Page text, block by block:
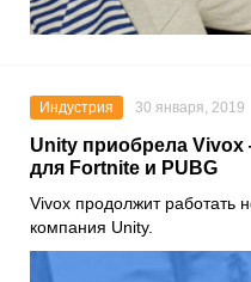
Индустрия 30 января, 2019
Unity приобрела Vivox
для Fortnite и PUBG
Vivox продолжит работать
компания Unity.